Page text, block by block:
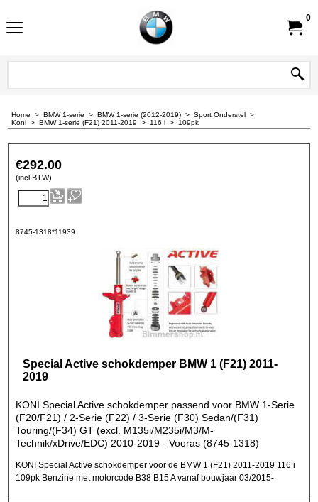
0
Home > BMW 1-serie > BMW 1-serie (2012-2019) > Sport Onderstel >
Koni > BMW 1-serie (F21) 2011-2019 > 116 i > 109pk
€292.00
(incl BTW)
8745-1318*11939
Special Active schokdemper BMW 1 (F21) 2011-
2019
KONI Special Active schokdemper passend voor BMW 1-Serie
(F20/F21) / 2-Serie (F22) / 3-Serie (F30) Sedan/(F31)
Touring/(F34) GT (excl. M135i/M235i/M3/M-
Technik/xDrive/EDC) 2010-2019 - Vooras (8745-1318)
KONI Special Active schokdemper voor de BMW 1 (F21) 2011-2019 116 i
109pk Benzine met motorcode B38 B15 A vanaf bouwjaar 03/2015-